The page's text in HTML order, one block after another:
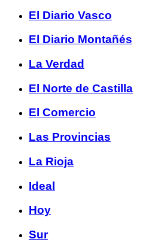
El Diario Vasco
El Diario Montañés
La Verdad
El Norte de Castilla
El Comercio
Las Provincias
La Rioja
Ideal
Hoy
Sur